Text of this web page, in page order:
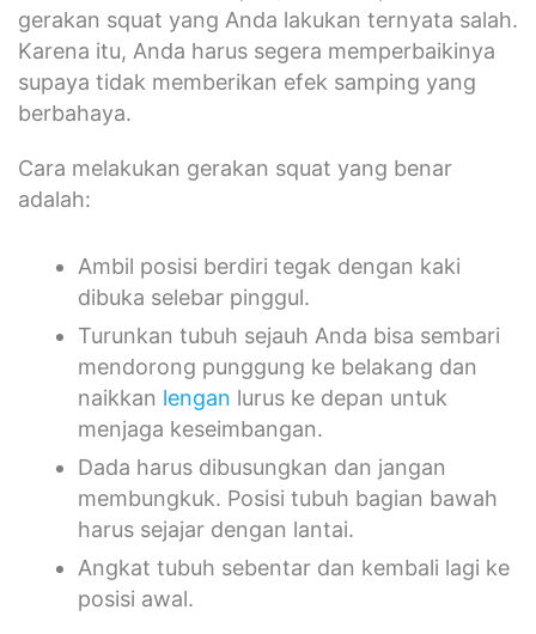
gerakan squat yang Anda lakukan ternyata salah.
Karena itu, Anda harus segera memperbaikinya
supaya tidak memberikan efek samping yang
berbahaya.
Cara melakukan gerakan squat yang benar
adalah:
Ambil posisi berdiri tegak dengan kaki
dibuka selebar pinggul.
Turunkan tubuh sejauh Anda bisa sembari
mendorong punggung ke belakang dan
naikkan lengan lurus ke depan untuk
menjaga keseimbangan.
Dada harus dibusungkan dan jangan
membungkuk. Posisi tubuh bagian bawah
harus sejajar dengan lantai.
Angkat tubuh sebentar dan kembali lagi ke
posisi awal.